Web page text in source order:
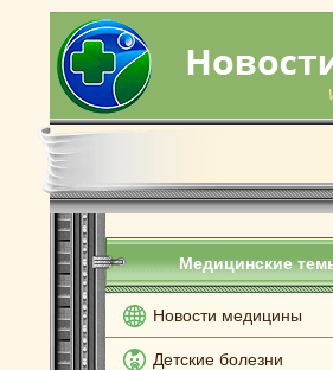
Медицинские
Новости медицины
Детские болезни